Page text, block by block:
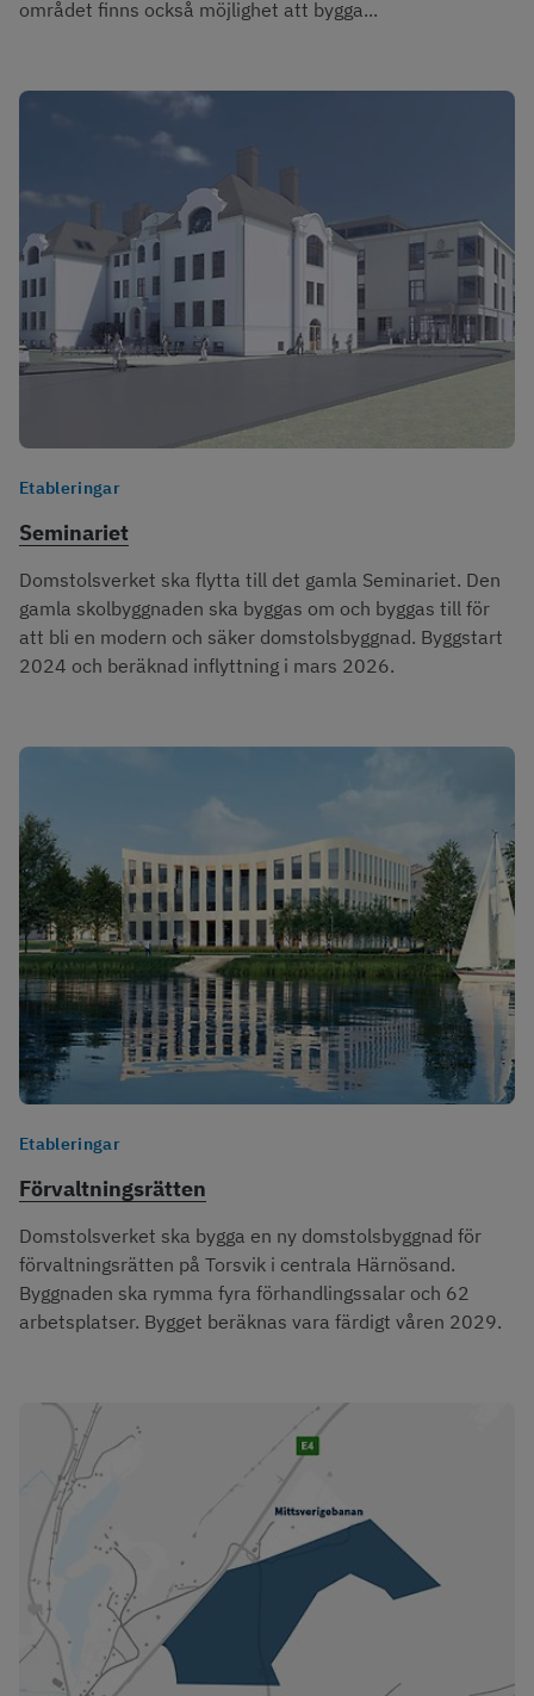
området finns också möjlighet att bygga...
Etableringar
Seminariet
Domstolsverket ska flytta till det gamla Seminariet. Den
gamla skolbyggnaden ska byggas om och byggas till för
att bli en modern och säker domstolsbyggnad. Byggstart
2024 och beräknad inflyttning i mars 2026.
Etableringar
Förvaltningsrätten
Domstolsverket ska bygga en ny domstolsbyggnad för
förvaltningsrätten på Torsvik i centrala Härnösand.
Byggnaden ska rymma fyra förhandlingssalar och 62
arbetsplatser. Bygget beräknas vara färdigt våren 2029.